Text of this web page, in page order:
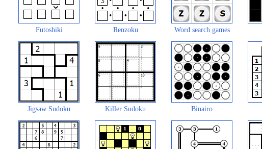
Futoshiki Renzoku Word search games
Jigsaw Sudoku Killer Sudoku Binairo